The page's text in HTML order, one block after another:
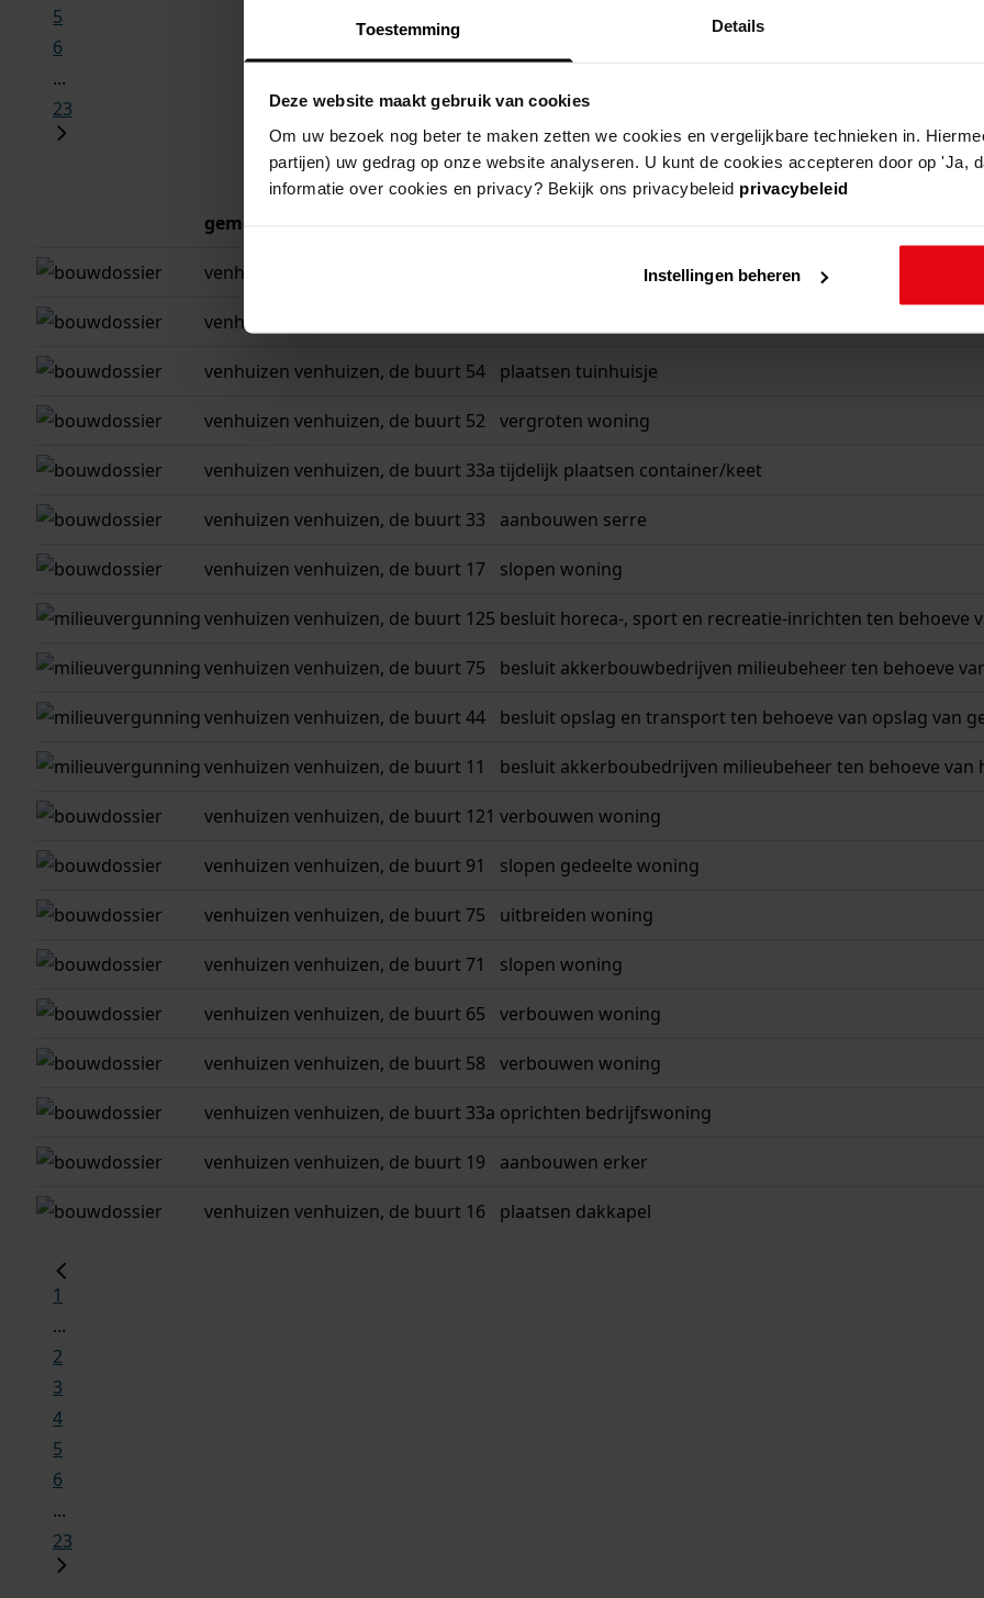
Toestemming Details
Deze website maakt gebruik van cookies
Om uw bezoek nog beter te maken zetten we cookies en vergelijkbare technieken in.
partijen) uw gedrag op onze website analyseren. U kunt de cookies accepteren door op 'Ja,
informatie over cookies en privacy? Bekijk ons privacybeleid privacybeleid
Instellingen beheren
5
6
...
23
gemeente
venhuizen oprichten paardenstal
venhuizen
venhuizen venhuizen, de buurt 54 plaatsen tuinhuisje
venhuizen venhuizen, de buurt 52 vergroten woning
venhuizen venhuizen, de buurt 33a tijdelijk plaatsen container/keet
venhuizen venhuizen, de buurt 33 aanbouwen serre
venhuizen venhuizen, de buurt 17 slopen woning
venhuizen venhuizen, de buurt 125 besluit horeca-, sport en recreatie-inrichten ten behoeve
venhuizen venhuizen, de buurt 75 besluit akkerbouwbedrijven milieubeheer ten behoeve
venhuizen venhuizen, de buurt 44 besluit opslag en transport ten behoeve van opslag van
venhuizen venhuizen, de buurt 11 besluit akkerboubedrijven milieubeheer ten behoeve
venhuizen venhuizen, de buurt 121 verbouwen woning
venhuizen venhuizen, de buurt 91 slopen gedeelte woning
venhuizen venhuizen, de buurt 75 uitbreiden woning
venhuizen venhuizen, de buurt 71 slopen woning
venhuizen venhuizen, de buurt 65 verbouwen woning
venhuizen venhuizen, de buurt 58 verbouwen woning
venhuizen venhuizen, de buurt 33a oprichten bedrijfswoning
venhuizen venhuizen, de buurt 19 aanbouwen erker
venhuizen venhuizen, de buurt 16 plaatsen dakkapel
1
...
2
3
4
5
6
...
23